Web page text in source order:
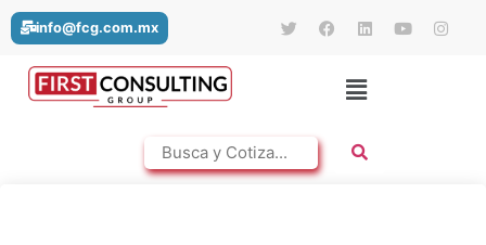
info@fcg.com.mx